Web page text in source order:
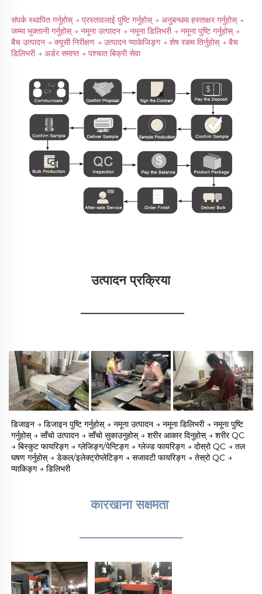
संपर्क स्थापित गर्नुहोस् → प्रस्तावलाई पुष्टि गर्नुहोस् → अनुबन्धमा हस्ताक्षर गर्नुहोस् →
जम्मा भुक्तानी गर्नुहोस् → नमूना उत्पादन → नमूना डिलिभरी → नमूना पुष्टि गर्नुहोस् →
बैच उत्पादन → क्यूसी निरीक्षण → उत्पादन प्याकेजिङ्ग → शेष रकम तिर्नुहोस् → बैच
डिलिभरी → अर्डर समाप्त → पश्चात बिक्री सेवा
उत्पादन प्रक्रिया
________________
डिजाइन → डिजाइन पुष्टि गर्नुहोस् → नमूना उत्पादन → नमूना डिलिभरी → नमूना पुष्टि
गर्नुहोस् → साँचो उत्पादन → साँचो सुकाउनुहोस् → शरीर आकार दिनुहोस् → शरीर QC
→ बिस्कुट फायरिङ्ग → ग्लेजिङ्ग/पेन्टिङ्ग → ग्लेज्ड फायरिङ्ग → दोस्रो QC → तल
घषण गर्नुहोस् → डेकल/इलेक्ट्रोप्लेटिङ्ग → सजावटी फायरिङ्ग → तेस्रो QC →
प्याकिङ्ग → डिलिभरी
कारखाना सक्षमता
________________